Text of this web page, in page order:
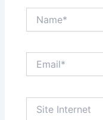
Internet